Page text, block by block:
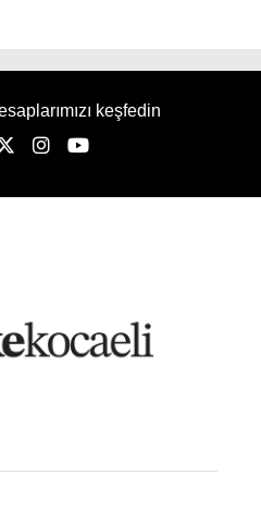
keşfedin